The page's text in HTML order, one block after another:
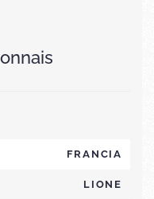
FRANCIA
LIONE